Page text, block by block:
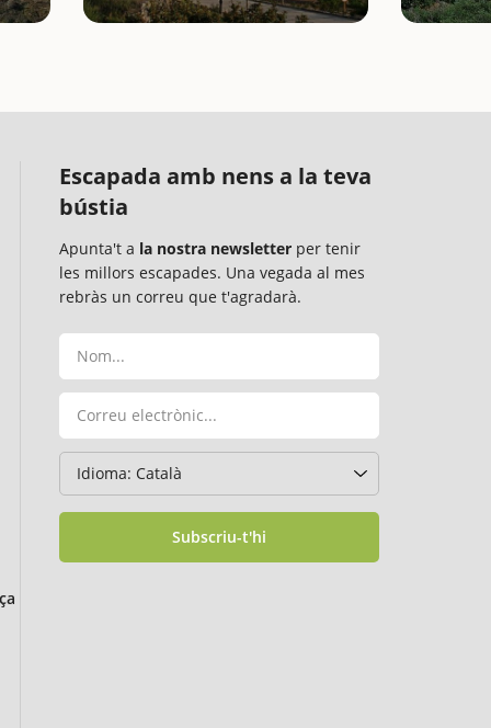
Escapada amb nens a la teva
bústia
Apunta't a la nostra newsletter per tenir
les millors escapades. Una vegada al mes
rebràs un correu que t'agradarà.
Subscriu-t'hi